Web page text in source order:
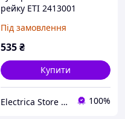
рейку ЕТІ 2413001
Під замовлення
535₴
Купити
Electrica Store - інтернет магазин электрообладнання 100%